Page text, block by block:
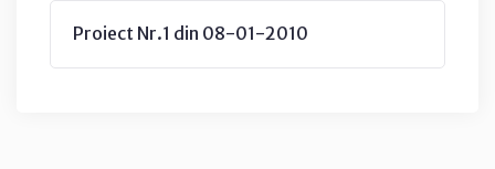
Proiect Nr.1 din 08-01-2010